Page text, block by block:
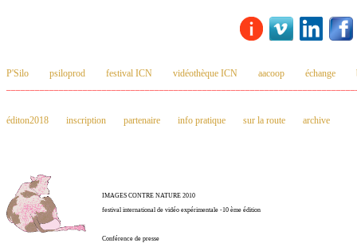
P'Silo psiloprod festival ICN vidéothèque ICN aacoop échange
éditon2018 inscription partenaire info pratique sur la route archive
IMAGES CONTRE NATURE 2010
festival international de vidéo expérimentale -10 ème édition
Conférence de presse